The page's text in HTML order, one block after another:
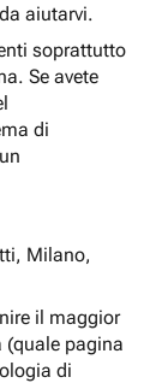
aiutarvi.
soprattutto
Se avete
di
Milano,
il maggior
(quale pagina
di